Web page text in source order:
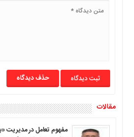
حذف دیدگاه
مقالات
مفهوم تعامل در مدیریت